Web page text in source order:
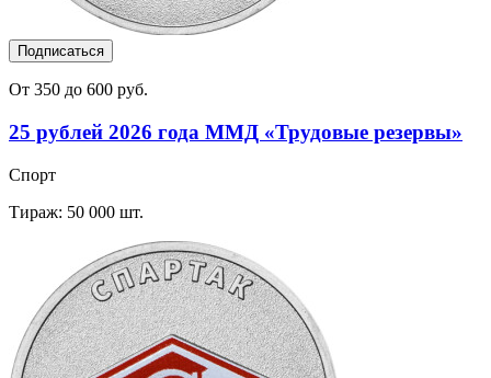
Подписаться
От 350 до 600 руб.
25 рублей 2026 года ММД «Трудовые резервы»
Спорт
Тираж: 50 000 шт.